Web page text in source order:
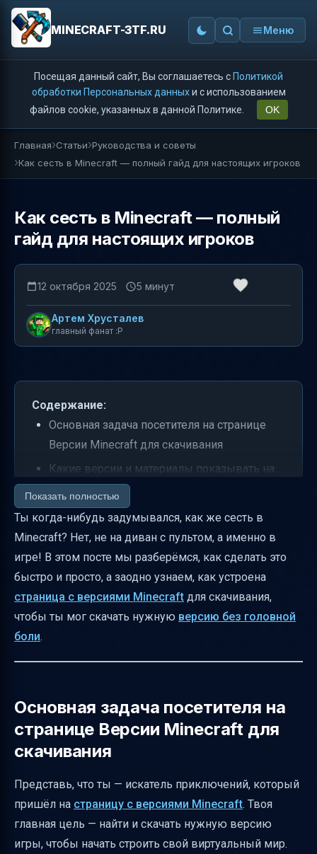
MINECRAFT-3TF.RU Меню
Посещая данный сайт, Вы соглашаетесь с Политикой
обработки Персональных данныхи с использованием
файлов cookie, указанных в данной Политике.
OK
Главная Статьи Руководства и советы
Как сесть в Minecraft — полный гайд для настоящих игроков
Как сесть в Minecraft — полный
гайд для настоящих игроков
12 октября 2025 5 минут
Артем Хрусталев
главный фанат :P
Содержание:
Основная задача посетителя на странице
Версии Minecraft для скачивания
Какие версии и материалы показывать на
странице
Как структурировать разделы для удобства
Какие поля описания показывать для
каждой версии
Сигналы доверия — как не попасть на
удочку мошенников
Правила поведения и модерации на
Какие данные указывать для тем в разных
разделах
Стиль языка и тон для русской аудитории
Как предотвратить распространение
недостоверных версий и вредоносного
контента
Элементы дизайна и навигации для
Показать полностью
Ты когда-нибудь задумывался, как же сесть в
Minecraft? Нет, не на диван с пультом, а именно в
игре! В этом посте мы разберёмся, как сделать это
быстро и просто, а заодно узнаем, как устроена
страница с версиями Minecraft для скачивания,
чтобы ты мог скачать нужную версию без головной
боли.
Основная задача посетителя на
странице Версии Minecraft для
скачивания
Представь, что ты — искатель приключений, который
пришёл на страницу с версиями Minecraft. Твоя
главная цель — найти и скачать нужную версию
игры, чтобы начать строить свой виртуальный мир.